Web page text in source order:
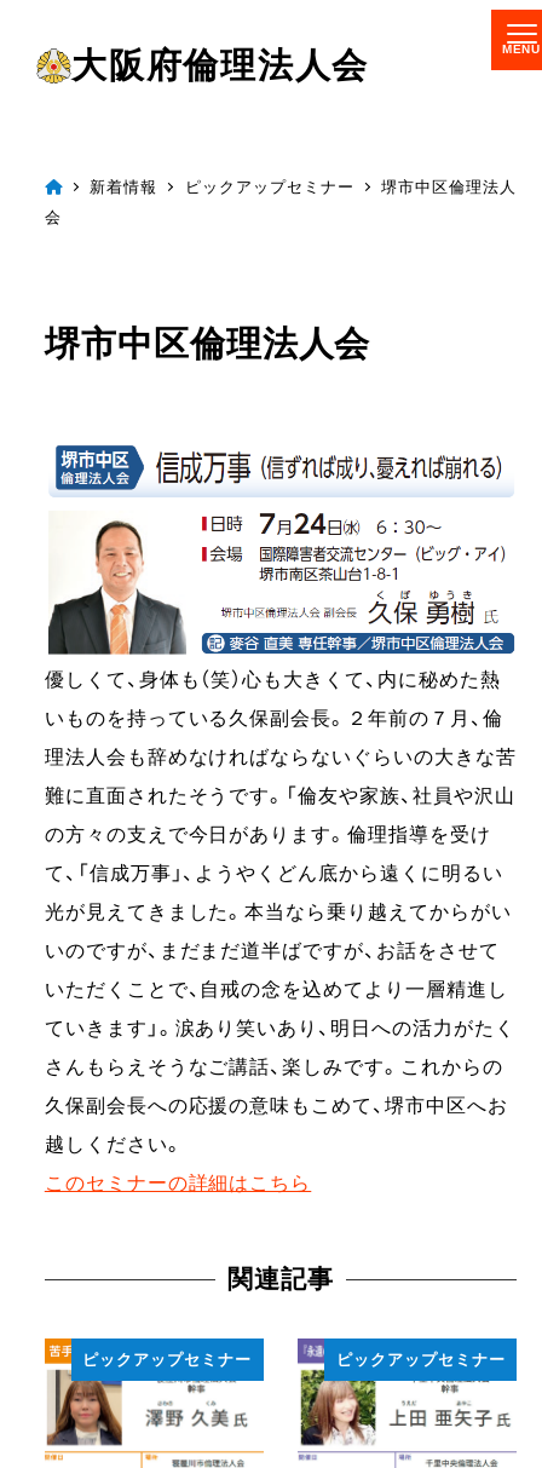
大阪府倫理法人会
新着情報 ピックアップセミナー
堺市中区倫理法人
会
堺市中区倫理法人会
優しくて、身体も（笑）心も大きくて、内に秘めた熱
いものを持っている久保副会長。２年前の７月、倫
理法人会も辞めなければならないぐらいの大きな苦
難に直面されたそうです。「倫友や家族、社員や沢山
の方々の支えで今日があります。倫理指導を受け
て、「信成万事」、ようやくどん底から遠くに明るい
光が見えてきました。本当なら乗り越えてからがい
いのですが、まだまだ道半ばですが、お話をさせて
いただくことで、自戒の念を込めてより一層精進し
ていきます」。涙あり笑いあり、明日への活力がたく
さんもらえそうなご講話、楽しみです。これからの
久保副会長への応援の意味もこめて、堺市中区へお
越しください。
このセミナーの詳細はこちら
関連記事
ピックアップセミナー ピックアップセミナー